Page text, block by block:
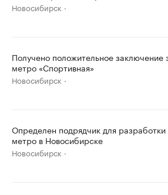
Новосибирск
Получено положительное заключение
метро «Спортивная»
Новосибирск
Определен подрядчик для
метро в Новосибирске
Новосибирск